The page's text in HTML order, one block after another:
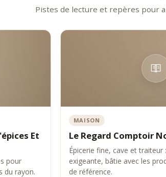
Pistes de lecture et repères pour
Et
pour
du rayon.
MAISON
Le Regard Comptoir
Épicerie fine, cave et traiteur
exigeante, bâtie avec les
de référence.